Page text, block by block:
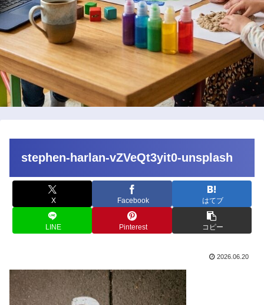
stephen-harlan-vZVeQt3yit0-unsplash
X Facebook はてブ
LINE Pinterest コピー
2026.06.20